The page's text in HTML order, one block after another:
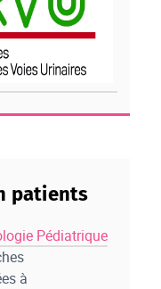
patients
Pédiatrique
à